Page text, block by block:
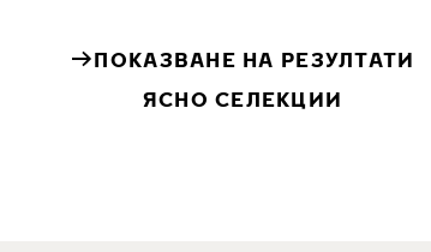
ПОКАЗВАНЕ НА РЕЗУЛТАТИ
ЯСНО СЕЛЕКЦИИ